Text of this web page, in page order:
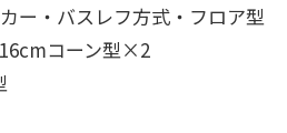
ー・バスレフ方式・フロア型
コーン型×2